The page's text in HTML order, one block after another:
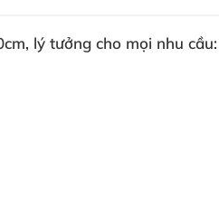
, lý tưởng cho mọi nhu cầu: